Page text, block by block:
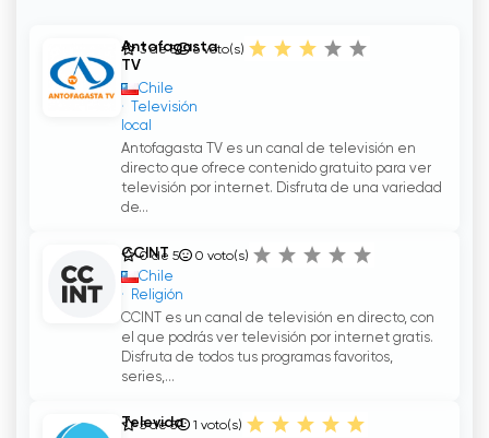
Antofagasta
TV
Chile
Televisión
local
3 de 5 6voto(s)
Antofagasta TV es un canal de televisión en
directo que ofrece contenido gratuito para ver
televisión por internet. Disfruta de una variedad
de...
CCINT
Chile
Religión
0 de 5 0 voto(s)
CCINT es un canal de televisión en directo, con
el que podrás ver televisión por internet gratis.
Disfruta de todos tus programas favoritos,
series,...
Televida
5 de 5 1 voto(s)